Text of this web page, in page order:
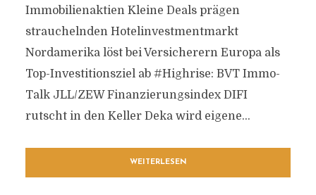
Immobilienaktien Kleine Deals prägen
strauchelnden Hotelinvestmentmarkt
Nordamerika löst bei Versicherern Europa als
Top-Investitionsziel ab #Highrise: BVT Immo-
Talk JLL/ZEW Finanzierungsindex DIFI
rutscht in den Keller Deka wird eigene...
WEITERLESEN